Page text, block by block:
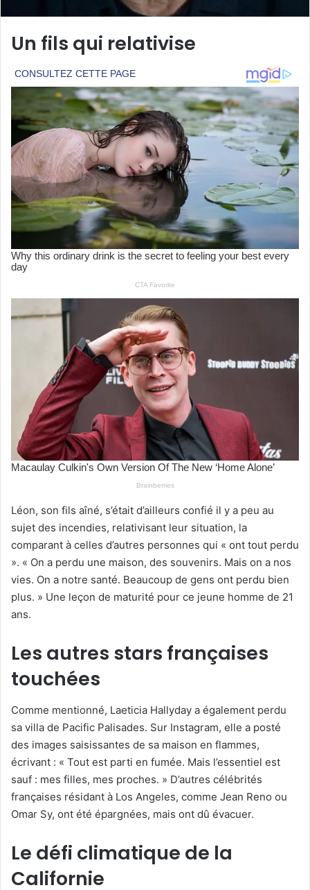
Un fils qui relativise
Léon, son fils aîné, s’était d’ailleurs confié il y a peu au
sujet des incendies, relativisant leur situation, la
comparant à celles d’autres personnes qui « ont tout perdu
». « On a perdu une maison, des souvenirs. Mais on a nos
vies. On a notre santé. Beaucoup de gens ont perdu bien
plus. » Une leçon de maturité pour ce jeune homme de 21
ans.
Les autres stars françaises
touchées
Comme mentionné, Laeticia Hallyday a également perdu
sa villa de Pacific Palisades. Sur Instagram, elle a posté
des images saisissantes de sa maison en flammes,
écrivant : « Tout est parti en fumée. Mais l’essentiel est
sauf : mes filles, mes proches. » D’autres célébrités
françaises résidant à Los Angeles, comme Jean Reno ou
Omar Sy, ont été épargnées, mais ont dû évacuer.
Le défi climatique de la
Californie